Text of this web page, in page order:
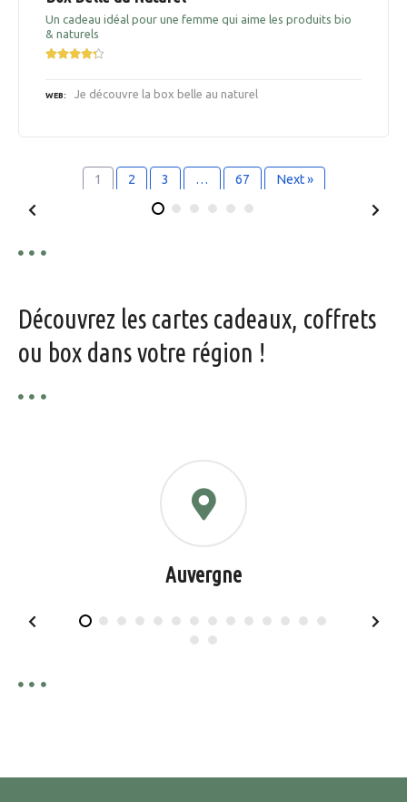
Un cadeau idéal pour une femme qui aime les produits bio
& naturels
WEB Je découvre la box belle au naturel
1 2 3 … 67 Next »
Découvrez les cartes cadeaux, coffrets
ou box dans votre région !
Auvergne